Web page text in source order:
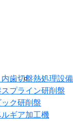
歯切盤熱処理設備
スプライン研削盤
ク研削盤
ギア加工機